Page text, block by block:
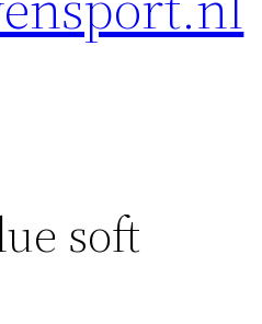
soft